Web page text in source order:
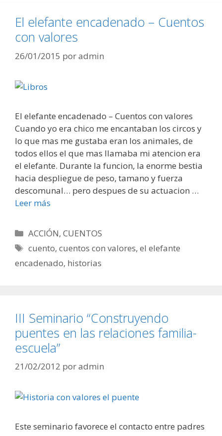
El elefante encadenado – Cuentos
con valores
26/01/2015 poradmin
El elefante encadenado – Cuentos con valores
Cuando yo era chico me encantaban los circos y
lo que mas me gustaba eran los animales, de
todos ellos el que mas llamaba mi atencion era
el elefante. Durante la funcion, la enorme bestia
hacia despliegue de peso, tamano y fuerza
descomunal… pero despues de su actuacion …
Leer más
Categorías
ACCIÓN,CUENTOS
Etiquetas
cuento,cuentos con valores,el elefante
encadenado, historias
III Seminario “Construyendo
puentes en las relaciones familia-
escuela”
21/02/2012 poradmin
Este seminario favorece el contacto entre padres